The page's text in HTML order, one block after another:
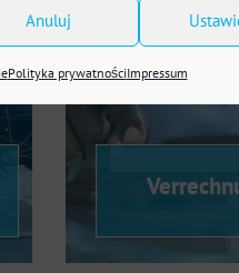
Anuluj
Polityka prywatnościImpressum